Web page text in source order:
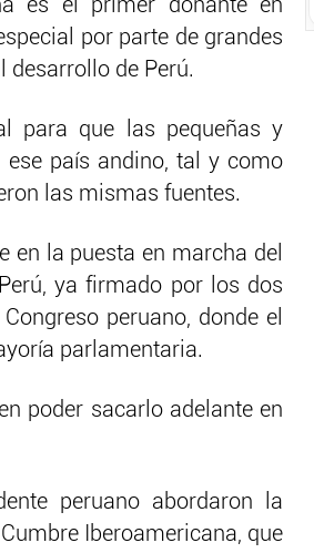
es el primer donante en
por parte de grandes
desarrollo de Perú.
para que las pequeñas y
ese país andino, tal y como
las mismas fuentes.
en la puesta en marcha del
ya firmado por los dos
peruano, donde el
parlamentaria.
poder sacarlo adelante en
peruano abordaron la
Iberoamericana, que